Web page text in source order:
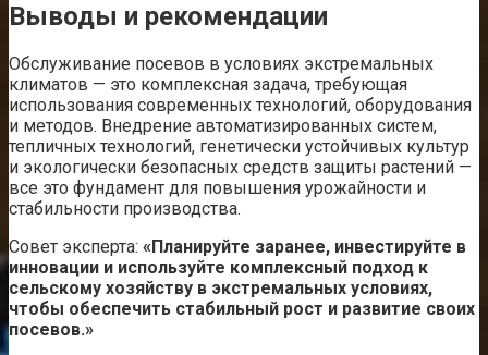
Выводы и рекомендации
Обслуживание посевов в условиях экстремальных
климатов — это комплексная задача, требующая
использования современных технологий, оборудования
и методов. Внедрение автоматизированных систем,
тепличных технологий, генетически устойчивых культур
и экологически безопасных средств защиты растений —
все это фундамент для повышения урожайности и
стабильности производства.
Совет эксперта: «Планируйте заранее, инвестируйте в
инновации и используйте комплексный подход к
сельскому хозяйству в экстремальных условиях,
чтобы обеспечить стабильный рост и развитие своих
посевов.»